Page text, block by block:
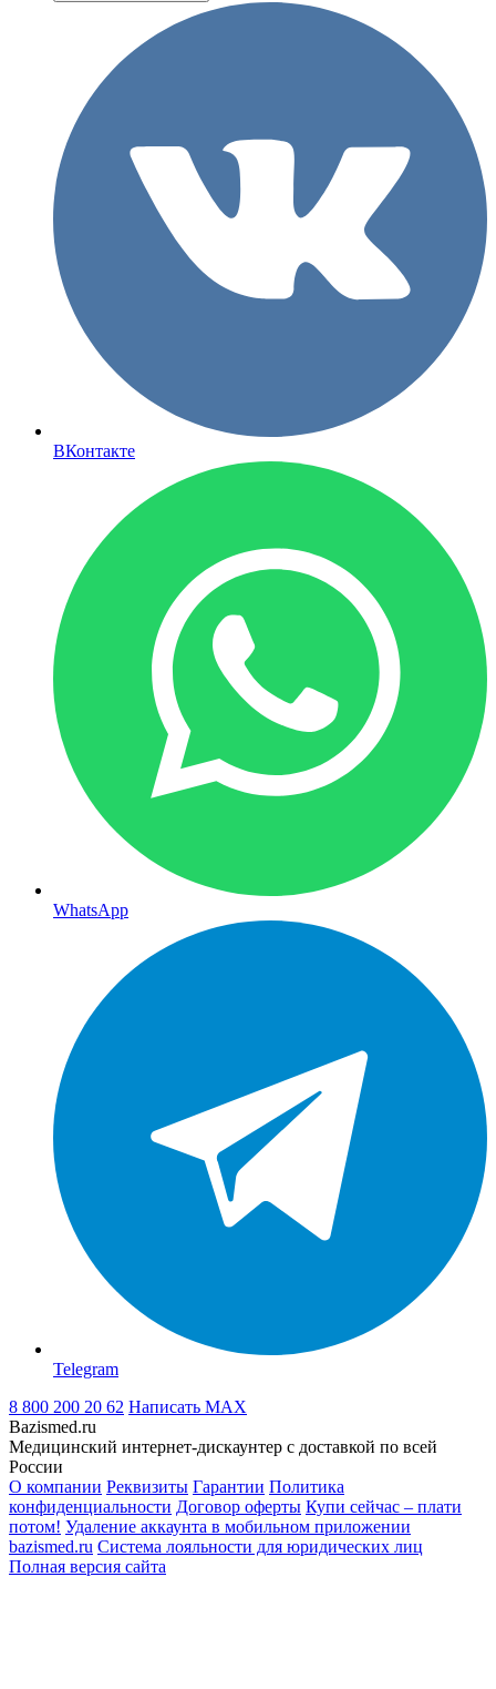
ВКонтакте
WhatsApp
Telegram
8 800 200 20 62 Написать MAX
Bazismed.ru
Медицинский интернет-дискаунтер с доставкой по всей
России
О компании Реквизиты Гарантии Политика
конфиденциальности Договор оферты Купи сейчас – плати
потом! Удаление аккаунта в мобильном приложении
bazismed.ru Система лояльности для юридических лиц
Полная версия сайта